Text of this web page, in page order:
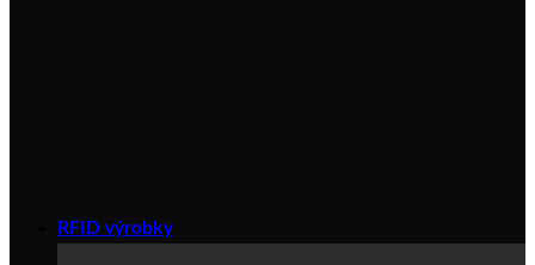
RFID výrobky